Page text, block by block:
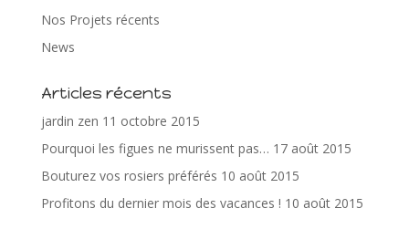
e
b
o
o
k
itter
st
n
Nos Projets récents
News
Articles récents
jardin zen 11 octobre 2015
Pourquoi les figues ne murissent pas… 17 août 2015
Bouturez vos rosiers préférés 10 août 2015
Profitons du dernier mois des vacances ! 10 août 2015